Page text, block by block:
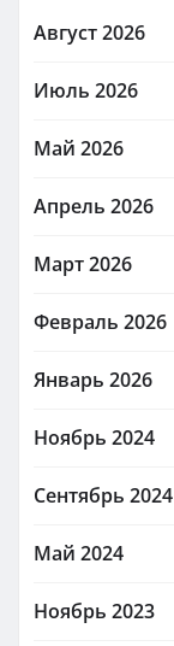
Август 2026
Июль 2026
Май 2026
Апрель 2026
Март 2026
Февраль 2026
Январь 2026
Ноябрь 2024
Сентябрь 2024
Май 2024
Ноябрь 2023